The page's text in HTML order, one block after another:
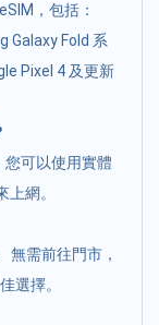
，包括：
Galaxy Fold 系
Pixel 4 及更新
您可以使用實體
網。
無需前往門市，
選擇。